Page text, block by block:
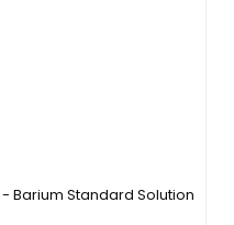
- Barium Standard Solution